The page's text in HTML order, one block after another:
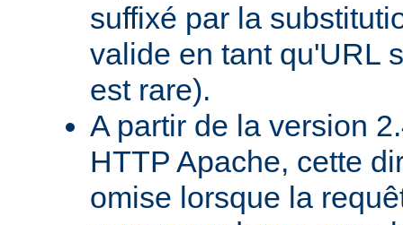
suffixé par la
valide en tant qu'URL
est rare).
A partir de la version
HTTP Apache, cette
omise lorsque la